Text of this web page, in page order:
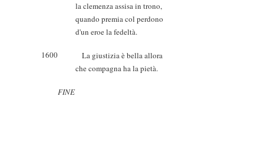
la clemenza assisa in trono,
quando premia col perdono
d'un eroe la fedeltà.
1600
La giustizia è bella allora
che compagna ha la pietà.
FINE